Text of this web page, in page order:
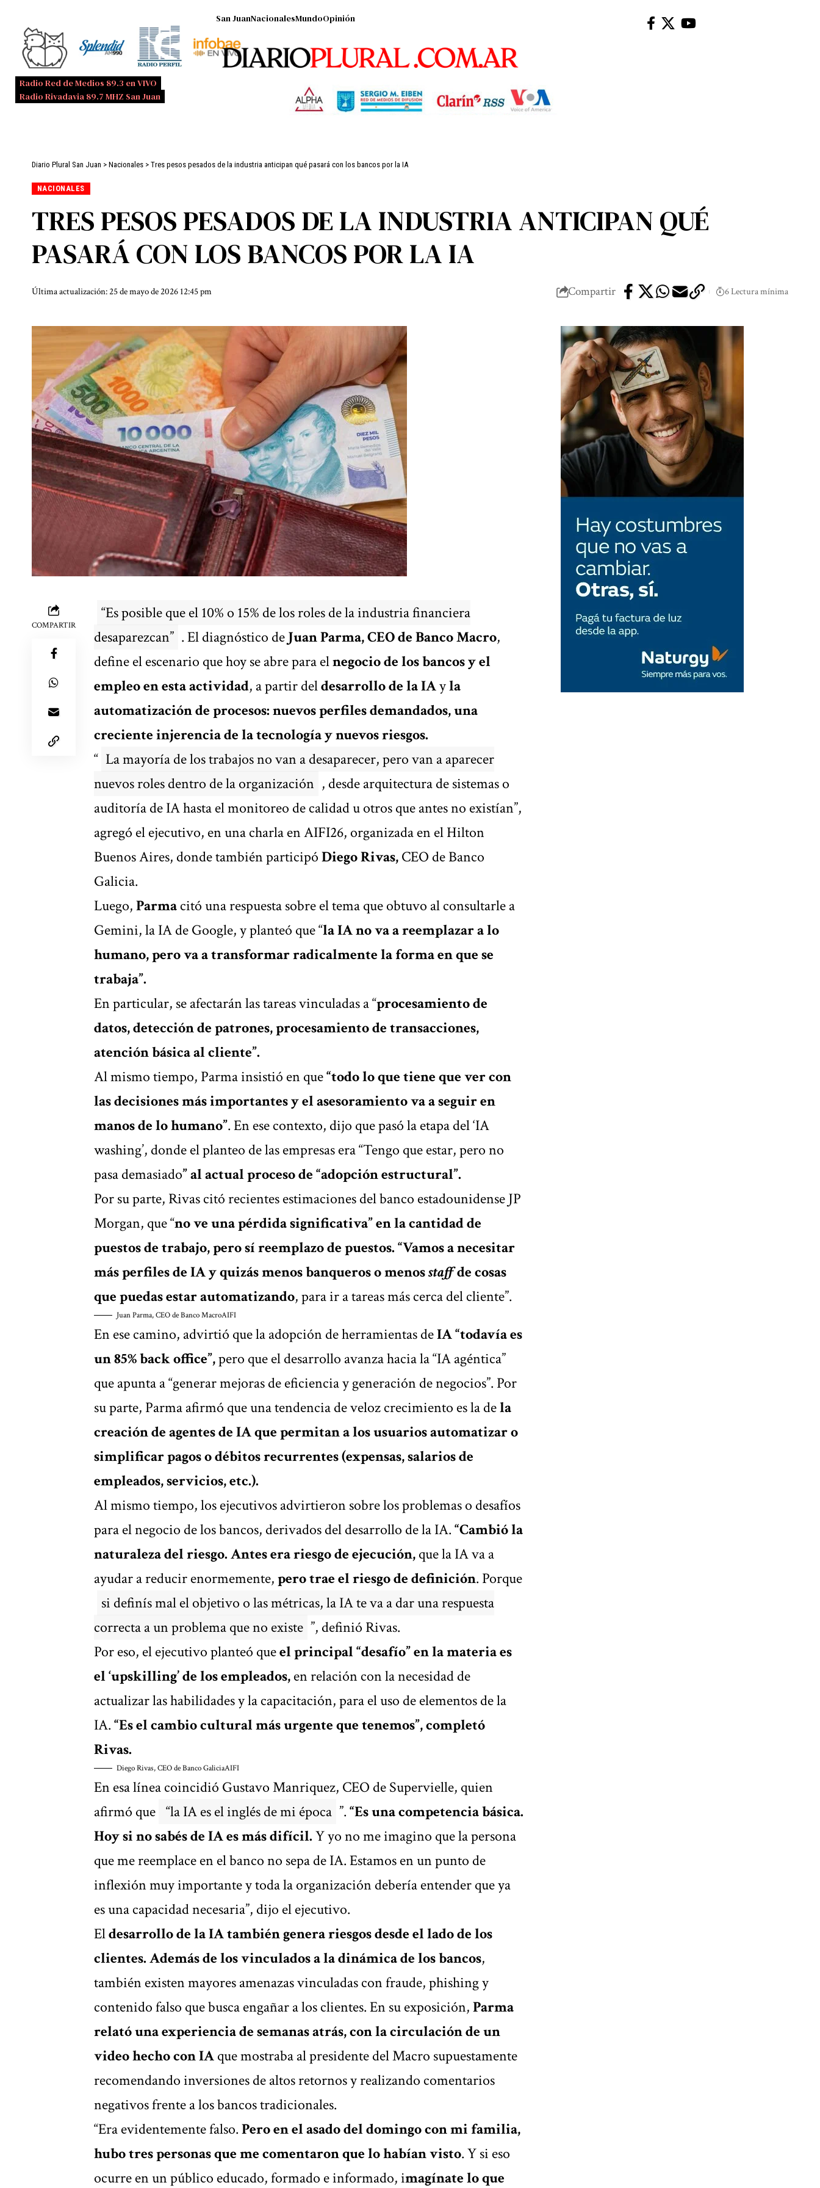
Radio Red de Medios 89.3 en VIVO
Radio Rivadavia 89.7 MHZ San Juan
San JuanNacionalesMundoOpinión
Diario Plural San Juan > Nacionales > Tres pesos pesados de la industria anticipan qué pasará con los bancos por la IA
NACIONALES
TRES PESOS PESADOS DE LA INDUSTRIA ANTICIPAN QUÉ
PASARÁ CON LOS BANCOS POR LA IA
Última actualización: 25 de mayo de 2026 12:45 pm Compartir 6 Lectura mínima
COMPARTIR
“Es posible que el 10% o 15% de los roles de la industria financiera
desaparezcan” . El diagnóstico deJuan Parma, CEO de Banco Macro,
define el escenario que hoy se abre para elnegocio de los bancos y el
empleo en esta actividad, a partir deldesarrollo de la IAyla
automatización de procesos: nuevos perfiles demandados, una
creciente injerencia de la tecnología y nuevos riesgos.
“ La mayoría de los trabajos no van a desaparecer, pero van a aparecer
nuevos roles dentro de la organización , desde arquitectura de sistemas o
auditoría de IA hasta el monitoreo de calidad u otros que antes no existían”,
agregó el ejecutivo, en una charla en AIFI26, organizada en el Hilton
Buenos Aires, donde también participóDiego Rivas,CEO de Banco
Galicia.
Luego,Parmacitó una respuesta sobre el tema que obtuvo al consultarle a
Gemini, la IA de Google, y planteó que “la IA no va a reemplazar a lo
humano, pero va a transformar radicalmente la forma en que se
trabaja”.
En particular, se afectarán las tareas vinculadas a “procesamiento de
datos, detección de patrones, procesamiento de transacciones,
atención básica al cliente”.
Al mismo tiempo, Parma insistió en que“todo lo que tiene que ver con
las decisiones más importantes y el asesoramiento va a seguir en
manos de lo humano”. En ese contexto, dijo que pasó la etapa del ‘IA
washing’, donde el planteo de las empresas era “Tengo que estar, pero no
pasa demasiado” al actual proceso de “adopción estructural”.
Por su parte, Rivas citó recientes estimaciones del banco estadounidense JP
Morgan, que “no ve una pérdida significativa” en la cantidad de
puestos de trabajo, pero sí reemplazo de puestos.“Vamos a necesitar
más perfiles de IA y quizás menos banqueros o menosstaffde cosas
que puedas estar automatizando, para ir a tareas más cerca del cliente”.
Juan Parma, CEO de Banco MacroAIFI
En ese camino, advirtió que la adopción de herramientas deIA “todavía es
un 85% back office”,pero que el desarrollo avanza hacia la “IA agéntica”
que apunta a “generar mejoras de eficiencia y generación de negocios”. Por
su parte, Parma afirmó que una tendencia de veloz crecimiento es la dela
creación de agentes de IA que permitan a los usuarios automatizar o
simplificar pagos o débitos recurrentes (expensas, salarios de
empleados, servicios, etc.).
Al mismo tiempo, los ejecutivos advirtieron sobre los problemas o desafíos
para el negocio de los bancos, derivados del desarrollo de la IA.“Cambió la
naturaleza del riesgo. Antes era riesgo de ejecución,que la IA va a
ayudar a reducir enormemente,pero trae el riesgo de definición. Porque
si definís mal el objetivo o las métricas, la IA te va a dar una respuesta
correcta a un problema que no existe ”, definió Rivas.
Por eso, el ejecutivo planteó queel principal “desafío” en la materia es
el ‘upskilling’ de los empleados,en relación con la necesidad de
actualizar las habilidades y la capacitación, para el uso de elementos de la
IA.“Es el cambio cultural más urgente que tenemos”, completó
Rivas.
Diego Rivas, CEO de Banco GaliciaAIFI
En esa línea coincidió Gustavo Manriquez, CEO de Supervielle, quien
afirmó que “la IA es el inglés de mi época ”.“Es una competencia básica.
Hoy si no sabés de IA es más difícil.Y yo no me imagino que la persona
que me reemplace en el banco no sepa de IA. Estamos en un punto de
inflexión muy importante y toda la organización debería entender que ya
es una capacidad necesaria”, dijo el ejecutivo.
Eldesarrollo de la IA también genera riesgos desde el lado de los
clientes. Además de los vinculados a la dinámica de los bancos,
también existen mayores amenazas vinculadas con fraude, phishing y
contenido falso que busca engañar a los clientes. En su exposición,Parma
relató una experiencia de semanas atrás, con la circulación de un
video hecho con IAque mostraba al presidente del Macro supuestamente
recomendando inversiones de altos retornos y realizando comentarios
negativos frente a los bancos tradicionales.
“Era evidentemente falso.Pero en el asado del domingo con mi familia,
hubo tres personas que me comentaron que lo habían visto. Y si eso
ocurre en un público educado, formado e informado, imagínate lo que